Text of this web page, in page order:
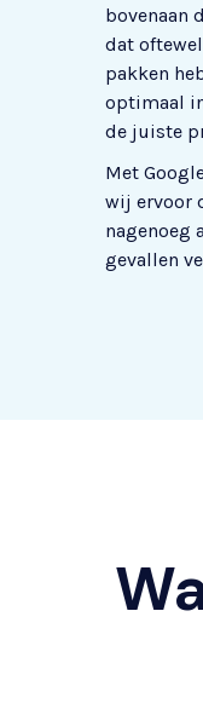
bovenaan
dat
pakken
optimaal
de juiste
Met
wij ervoor
nagenoeg
gevallen